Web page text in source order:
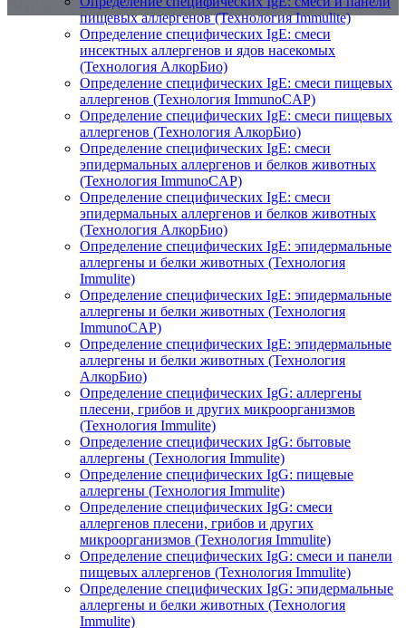
пищевых аллергенов (Технология Immulite)
Определение специфических IgE: смеси
инсектных аллергенов и ядов насекомых
(Технология АлкорБио)
Определение специфических IgE: смеси пищевых
аллергенов (Технология ImmunoCAP)
Определение специфических IgE: смеси пищевых
аллергенов (Технология АлкорБио)
Определение специфических IgE: смеси
эпидермальных аллергенов и белков животных
(Технология ImmunoCAP)
Определение специфических IgE: смеси
эпидермальных аллергенов и белков животных
(Технология АлкорБио)
Определение специфических IgE: эпидермальные
аллергены и белки животных (Технология
Immulite)
Определение специфических IgE: эпидермальные
аллергены и белки животных (Технология
ImmunoCAP)
Определение специфических IgE: эпидермальные
аллергены и белки животных (Технология
АлкорБио)
Определение специфических IgG: аллергены
плесени, грибов и других микроорганизмов
(Технология Immulite)
Определение специфических IgG: бытовые
аллергены (Технология Immulite)
Определение специфических IgG: пищевые
аллергены (Технология Immulite)
Определение специфических IgG: смеси
аллергенов плесени, грибов и других
микроорганизмов (Технология Immulite)
Определение специфических IgG: смеси и панели
пищевых аллергенов (Технология Immulite)
Определение специфических IgG: эпидермальные
аллергены и белки животных (Технология
Immulite)